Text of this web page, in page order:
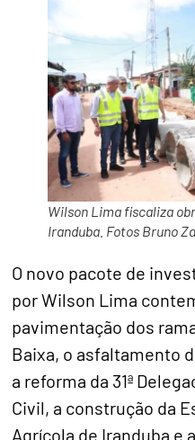
Wilson Lima fiscaliza
Iranduba. Fotos Bruno
O novo pacote de
por Wilson Lima
pavimentação dos
Baixa, o asfaltamento
a reforma da 31ª
Civil, a construção da
Agrícola de Iranduba e